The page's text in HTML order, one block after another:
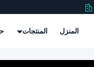
المنزل المنتجات